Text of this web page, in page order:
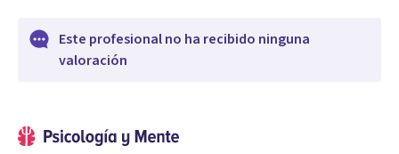
Este profesional no ha recibido ninguna
valoración